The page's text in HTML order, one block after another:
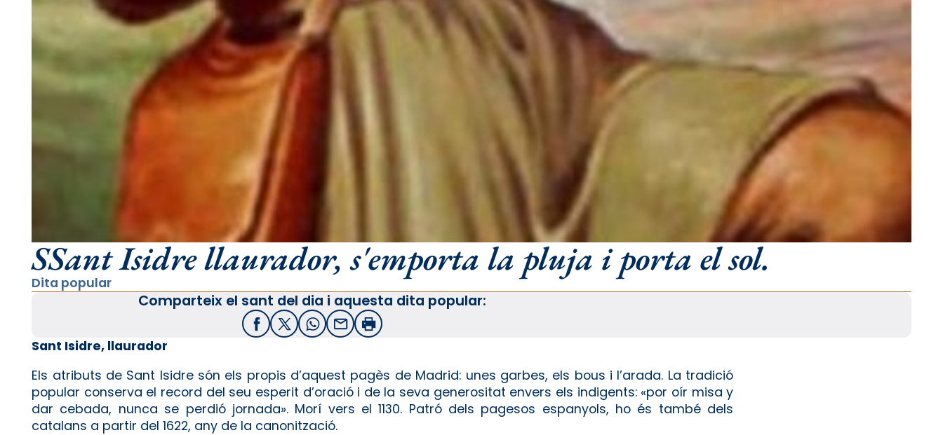
SSant Isidre llaurador, s'emporta la pluja i porta el sol.
Dita popular
Comparteix el sant del dia i aquesta dita popular:
FacebookX / Twitter
WhatsApp
EmailImprimir
Sant Isidre, llaurador
Els atributs de Sant Isidre són els propis d’aquest pagès de Madrid: unes garbes, els bous i l’arada. La tradició
popular conserva el record del seu esperit d’oració i de la seva generositat envers els indigents: «por oír misa y
dar cebada, nunca se perdió jornada». Morí vers el 1130. Patró dels pagesos espanyols, ho és també dels
catalans a partir del 1622, any de la canonització.